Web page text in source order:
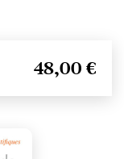
48,00 €